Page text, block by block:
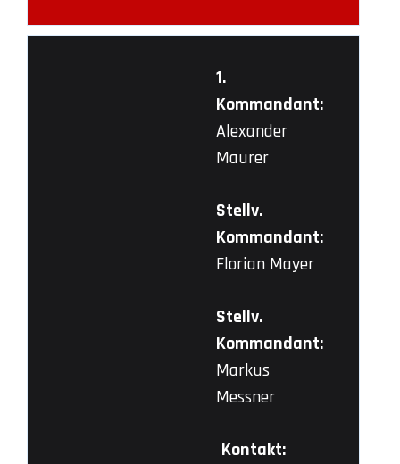
1.
Kommandant:
Alexander
Maurer
Stellv.
Kommandant:
Florian Mayer
Stellv.
Kommandant:
Markus
Messner
Kontakt: